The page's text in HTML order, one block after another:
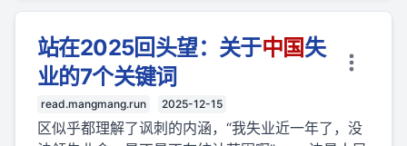
站在2025回头望：关于中国失
业的7个关键词
read.mangmang.run 2025-12-15
区似乎都理解了讽刺的内涵，“我失业近一年了，没